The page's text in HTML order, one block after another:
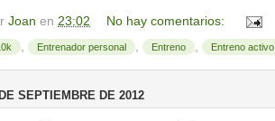
Joan en 23:02
No hay comentarios:
Entrenador personal Entreno Entreno activo
SEPTIEMBRE DE 2012